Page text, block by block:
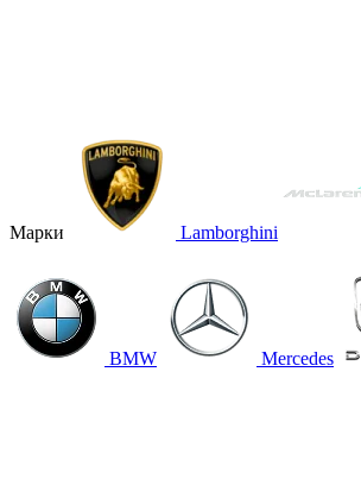
Марки Lamborghini
BMW Mercedes